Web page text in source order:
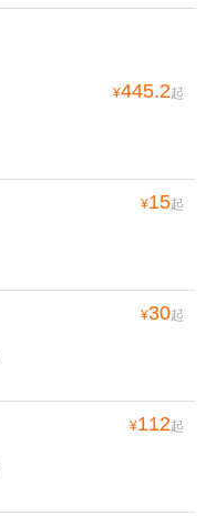
¥445.2起
¥15起
¥30起
¥112起